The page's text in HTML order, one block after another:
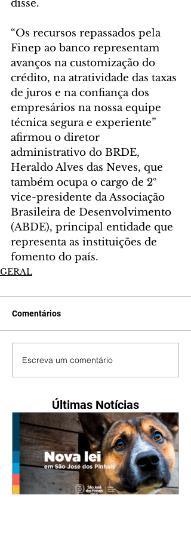
disse.
“Os recursos repassados pela
Finep ao banco representam
avanços na customização do
crédito, na atratividade das taxas
de juros e na confiança dos
empresários na nossa equipe
técnica segura e experiente”
afirmou o diretor
administrativo do BRDE,
Heraldo Alves das Neves, que
também ocupa o cargo de 2º
vice-presidente da Associação
Brasileira de Desenvolvimento
(ABDE), principal entidade que
representa as instituições de
fomento do país.
GERAL
Comentários
Escreva um comentário
Últimas Notícias